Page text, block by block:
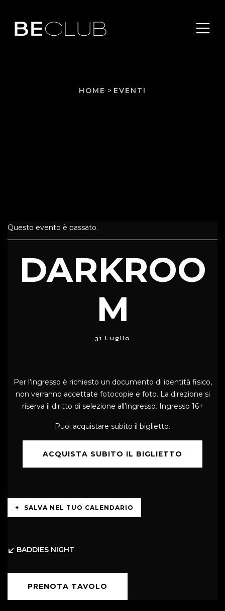
HOME > EVENTI
Questo evento è passato.
DARKROO
M
31 Luglio
Per l’ingresso è richiesto un documento di identità fisico,
non verranno accettate fotocopie e foto. La direzione si
riserva il diritto di selezione all’ingresso. Ingresso 16+
Puoi acquistare subito il biglietto.
SALVA NEL TUO CALENDARIO
BADDIES NIGHT
PRENOTA TAVOLO